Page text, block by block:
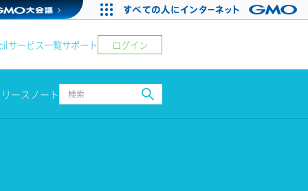
サービス一覧サポート ログイン
ースノート